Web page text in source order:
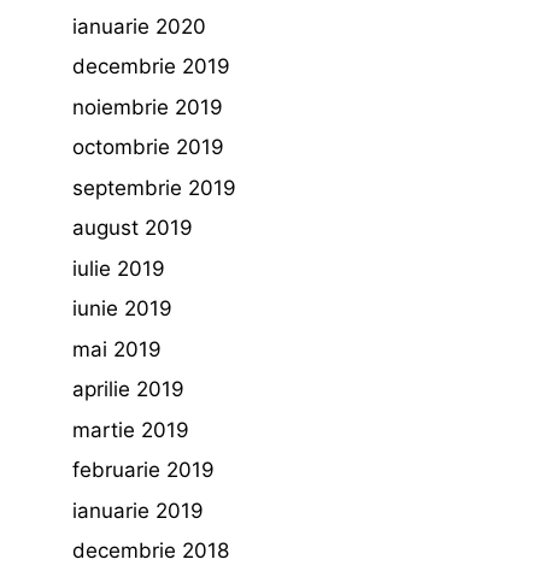
ianuarie 2020
decembrie 2019
noiembrie 2019
octombrie 2019
septembrie 2019
august 2019
iulie 2019
iunie 2019
mai 2019
aprilie 2019
martie 2019
februarie 2019
ianuarie 2019
decembrie 2018